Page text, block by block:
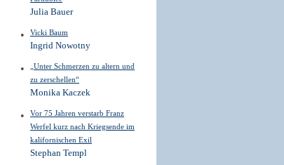
Julia Bauer
Vicki Baum
Ingrid Nowotny
„Unter Schmerzen zu altern und
zu zerschellen“
Monika Kaczek
Vor 75 Jahren verstarb Franz
Werfel kurz nach Kriegsende im
kalifornischen Exil
Stephan Templ